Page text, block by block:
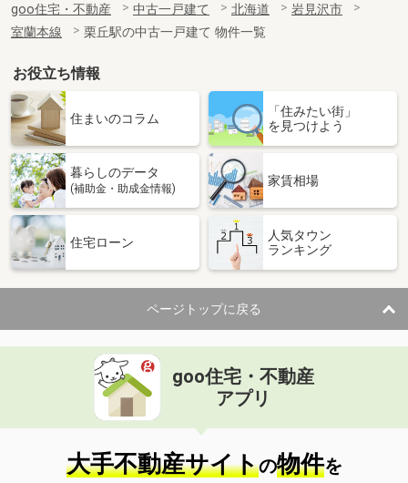
goo住宅・不動産 中古一戸建て 北海道
岩見沢市
室蘭本線
栗丘駅の中古一戸建て 物件一覧
お役立ち情報
住まいのコラム
「住みたい街」
を見つけよう
暮らしのデータ
(補助金・助成金情報)
家賃相場
住宅ローン
人気タウン
ランキング
ページトップに戻る
goo住宅・不動産
アプリ
大手不動産サイトの物件を